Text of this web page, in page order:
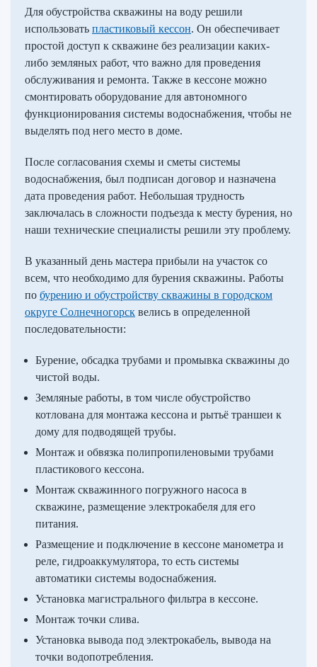
Для обустройства скважины на воду решили
использовать пластиковый кессон. Он обеспечивает
простой доступ к скважине без реализации каких-
либо земляных работ, что важно для проведения
обслуживания и ремонта. Также в кессоне можно
смонтировать оборудование для автономного
функционирования системы водоснабжения, чтобы не
выделять под него место в доме.
После согласования схемы и сметы системы
водоснабжения, был подписан договор и назначена
дата проведения работ. Небольшая трудность
заключалась в сложности подъезда к месту бурения, но
наши технические специалисты решили эту проблему.
В указанный день мастера прибыли на участок со
всем, что необходимо для бурения скважины. Работы
по бурению и обустройству скважины в городском
округе Солнечногорск велись в определенной
последовательности:
Бурение, обсадка трубами и промывка скважины до
чистой воды.
Земляные работы, в том числе обустройство
котлована для монтажа кессона и рытьё траншеи к
дому для подводящей трубы.
Монтаж и обвязка полипропиленовыми трубами
пластикового кессона.
Монтаж скважинного погружного насоса в
скважине, размещение электрокабеля для его
питания.
Размещение и подключение в кессоне манометра и
реле, гидроаккумулятора, то есть системы
автоматики системы водоснабжения.
Установка магистрального фильтра в кессоне.
Монтаж точки слива.
Установка вывода под электрокабель, вывода на
точки водопотребления.